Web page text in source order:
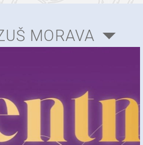
MORAVA